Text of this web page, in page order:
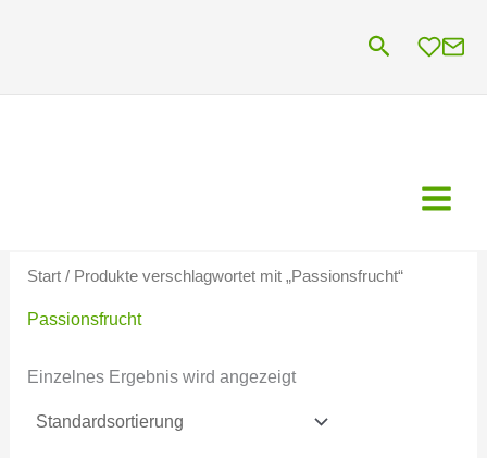
Suchen
Start/ Produkte verschlagwortet mit „Passionsfrucht“
Passionsfrucht
Einzelnes Ergebnis wird angezeigt